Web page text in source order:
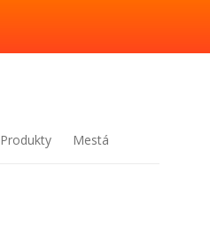
Produkty Mestá